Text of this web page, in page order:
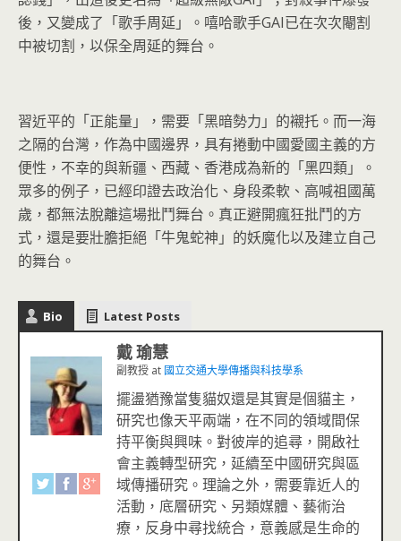
後，又變成了「歌手周延」。嘻哈歌手GAI已在次次閹割
中被切割，以保全周延的舞台。
習近平的「正能量」，需要「黑暗勢力」的襯托。而一海
之隔的台灣，作為中國邊界，具有捲動中國愛國主義的方
便性，不幸的與新疆、西藏、香港成為新的「黑四類」。
眾多的例子，已經印證去政治化、身段柔軟、高喊祖國萬
歲，都無法脫離這場批鬥舞台。真正避開瘋狂批鬥的方
式，還是要壯膽拒絕「牛鬼蛇神」的妖魔化以及建立自己
的舞台。
Bio Latest Posts
戴 瑜慧
副教授 at 國立交通大學傳播與科技學系
擺盪猶豫當隻貓奴還是其實是個貓主，
研究也像天平兩端，在不同的領域間保
持平衡與興味。對彼岸的追尋，開啟社
會主義轉型研究，延續至中國研究與區
域傳播研究。理論之外，需要靠近人的
活動，底層研究、另類媒體、藝術治
療，反身中尋找統合，意義感是生命的